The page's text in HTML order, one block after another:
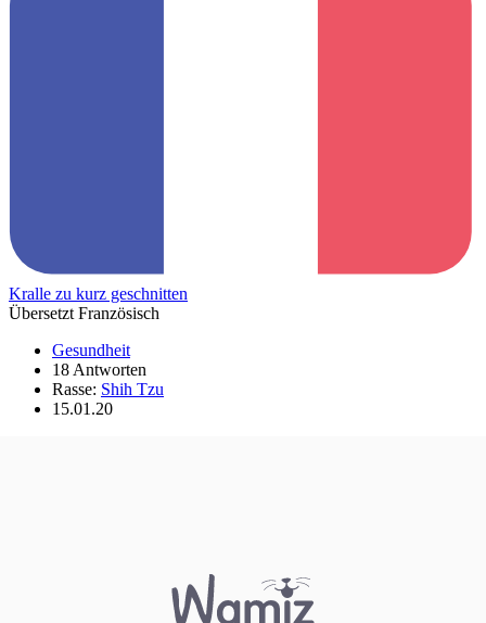
Kralle zu kurz geschnitten
Übersetzt Französisch
Gesundheit
18 Antworten
Rasse: Shih Tzu
15.01.20